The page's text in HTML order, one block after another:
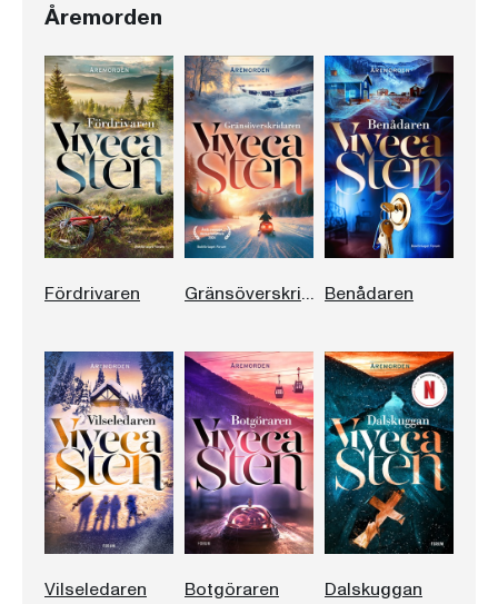
Åremorden
Fördrivaren Gränsöverskridaren Benådaren
Vilseledaren Botgöraren Dalskuggan